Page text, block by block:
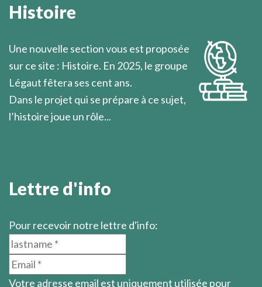
Histoire
Une nouvelle section vous est proposée
sur ce site : Histoire. En 2025, le groupe
Légaut fêtera ses cent ans.
Dans le projet qui se prépare à ce sujet,
l’histoire joue un rôle...
Lettre d'info
Pour recevoir notre lettre d'info:
Votre adresse email est uniquement utilisée pour